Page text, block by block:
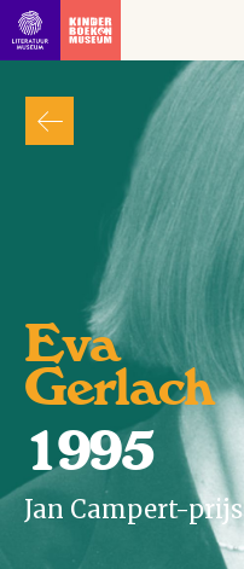
Ga direct naar inhoud
Eva
Gerlach
1995
Jan Campert-prijs